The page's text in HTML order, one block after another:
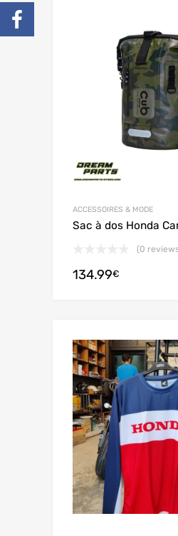
ACCESSOIRES & MODE
Sac à dos Honda
(0
134.99€